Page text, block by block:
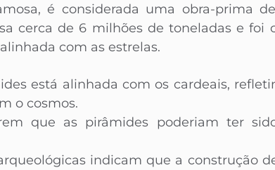
é considerada uma obra-prima
cerca de 6 milhões de toneladas e foi
com as estrelas.
está alinhada com os cardeais,
o cosmos.
que as pirâmides poderiam ter
indicam que a construção